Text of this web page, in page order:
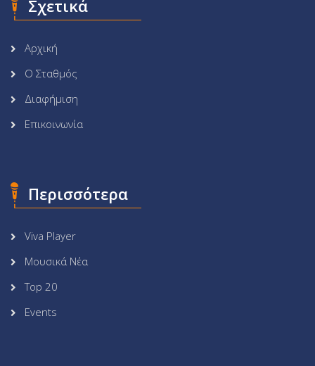
Σχετικά
Αρχική
Ο Σταθμός
Διαφήμιση
Επικοινωνία
Περισσότερα
Viva Player
Μουσικά Νέα
Top 20
Events